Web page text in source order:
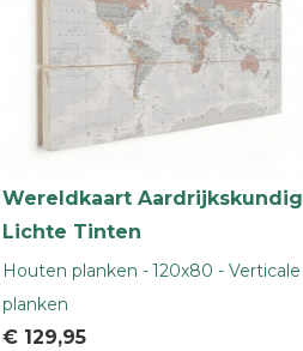
Wereldkaart Aardrijkskundig
Lichte Tinten
Houten planken - 120x80 - Verticale
planken
€ 129,95